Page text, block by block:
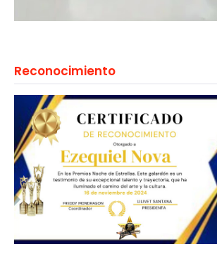
Reconocimiento